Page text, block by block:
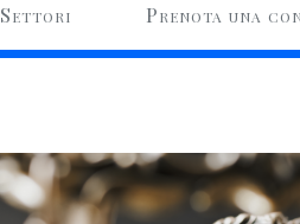
Settori Prenota una